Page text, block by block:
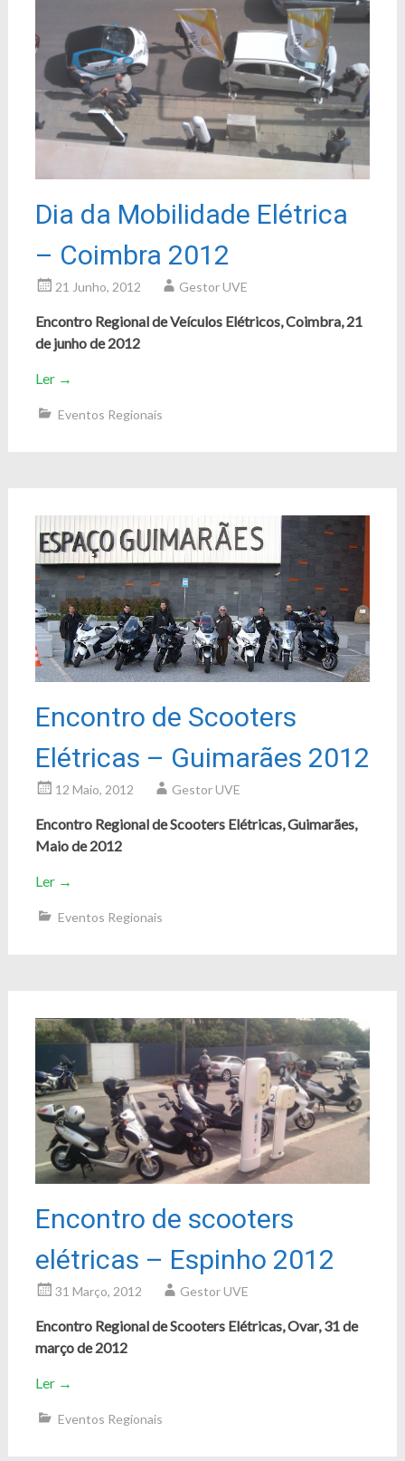
Dia da Mobilidade Elétrica
– Coimbra 2012
21 Junho, 2012 Gestor UVE
Encontro Regional de Veículos Elétricos, Coimbra, 21
de junho de 2012
Ler →
Eventos Regionais
Encontro de Scooters
Elétricas – Guimarães 2012
12 Maio, 2012 Gestor UVE
Encontro Regional de Scooters Elétricas, Guimarães,
Maio de 2012
Ler →
Eventos Regionais
Encontro de scooters
elétricas – Espinho 2012
31 Março, 2012 Gestor UVE
Encontro Regional de Scooters Elétricas, Ovar, 31 de
março de 2012
Ler →
Eventos Regionais